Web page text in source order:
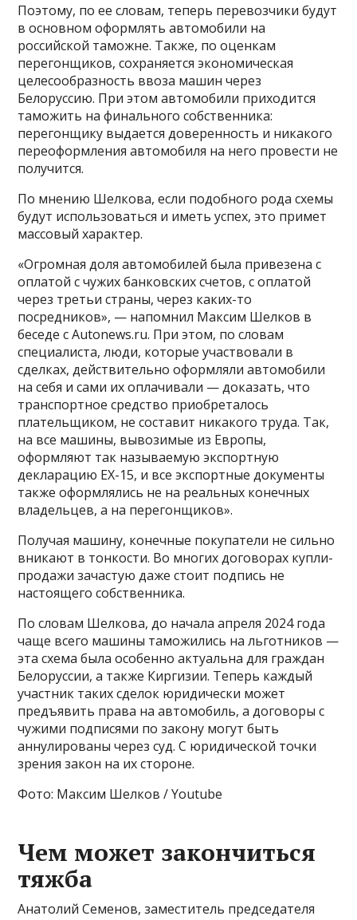
Поэтому, по ее словам, теперь перевозчики будут
в основном оформлять автомобили на
российской таможне. Также, по оценкам
перегонщиков, сохраняется экономическая
целесообразность ввоза машин через
Белоруссию. При этом автомобили приходится
таможить на финального собственника:
перегонщику выдается доверенность и никакого
переоформления автомобиля на него провести не
получится.
По мнению Шелкова, если подобного рода схемы
будут использоваться и иметь успех, это примет
массовый характер.
«Огромная доля автомобилей была привезена с
оплатой с чужих банковских счетов, с оплатой
через третьи страны, через каких-то
посредников», — напомнил Максим Шелков в
беседе с Autonews.ru. При этом, по словам
специалиста, люди, которые участвовали в
сделках, действительно оформляли автомобили
на себя и сами их оплачивали — доказать, что
транспортное средство приобреталось
плательщиком, не составит никакого труда. Так,
на все машины, вывозимые из Европы,
оформляют так называемую экспортную
декларацию EX-15, и все экспортные документы
также оформлялись не на реальных конечных
владельцев, а на перегонщиков».
Получая машину, конечные покупатели не сильно
вникают в тонкости. Во многих договорах купли-
продажи зачастую даже стоит подпись не
настоящего собственника.
По словам Шелкова, до начала апреля 2024 года
чаще всего машины таможились на льготников —
эта схема была особенно актуальна для граждан
Белоруссии, а также Киргизии. Теперь каждый
участник таких сделок юридически может
предъявить права на автомобиль, а договоры с
чужими подписями по закону могут быть
аннулированы через суд. С юридической точки
зрения закон на их стороне.
Фото: Максим Шелков / Youtube
Чем может закончиться
тяжба
Анатолий Семенов, заместитель председателя